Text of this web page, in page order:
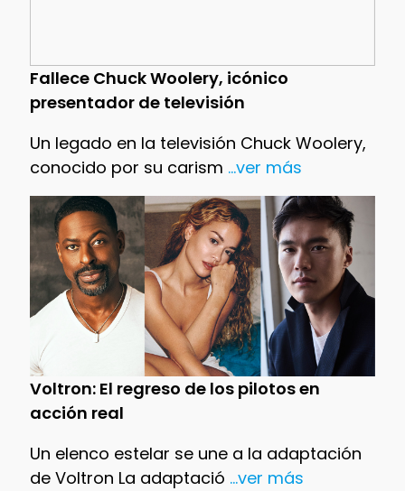
Fallece Chuck Woolery, icónico
presentador de televisión
Un legado en la televisión Chuck Woolery,
conocido por su carism ...ver más
Voltron: El regreso de los pilotos en
acción real
Un elenco estelar se une a la adaptación
de Voltron La adaptació ...ver más